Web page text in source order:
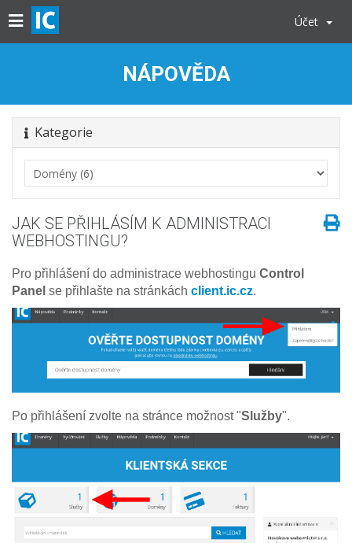
Účet
NÁPOVĚDA
Kategorie
JAK SE PŘIHLÁSÍM K ADMINISTRACI
WEBHOSTINGU?
Pro přihlášení do administrace webhostingu Control
Panel se přihlašte na stránkách client.ic.cz.
Po přihlášení zvolte na stránce možnost "Služby".